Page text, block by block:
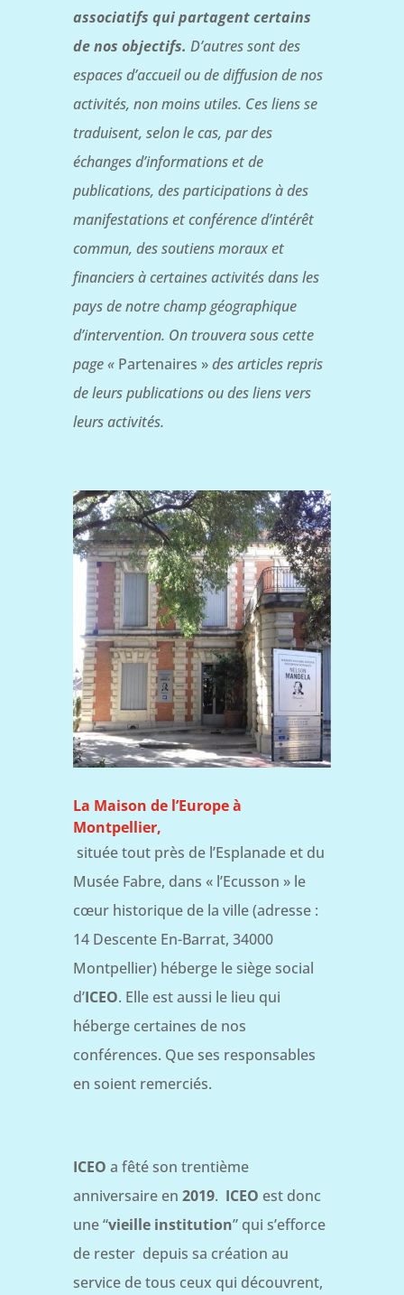
associatifs qui partagent certains
de nos objectifs. D’autres sont des
espaces d’accueil ou de diffusion de nos
activités, non moins utiles. Ces liens se
traduisent, selon le cas, par des
échanges d’informations et de
publications, des participations à des
manifestations et conférence d’intérêt
commun, des soutiens moraux et
financiers à certaines activités dans les
pays de notre champ géographique
d’intervention. On trouvera sous cette
page « Partenaires »des articles repris
de leurs publications ou des liens vers
leurs activités.
La Maison de l’Europe à
Montpellier,
située tout près de l’Esplanade et du
Musée Fabre, dans « l’Ecusson » le
cœur historique de la ville (adresse :
14 Descente En-Barrat, 34000
Montpellier) héberge le siège social
d’ICEO. Elle est aussi le lieu qui
héberge certaines de nos
conférences. Que ses responsables
en soient remerciés.
ICEO a fêté son trentième
anniversaire en 2019. ICEO est donc
une “vieille institution” qui s’efforce
de rester depuis sa création au
service de tous ceux qui découvrent,